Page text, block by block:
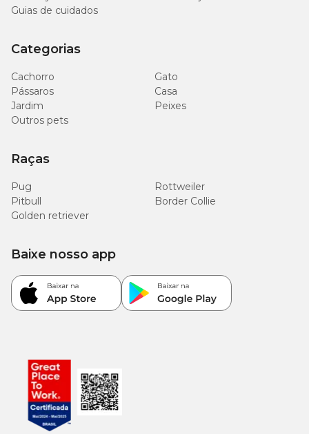
Guias de cuidados
Categorias
Cachorro
Gato
Pássaros
Casa
Jardim
Peixes
Outros pets
Raças
Pug
Rottweiler
Pitbull
Border Collie
Golden retriever
Baixe nosso app